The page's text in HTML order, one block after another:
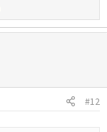
#12